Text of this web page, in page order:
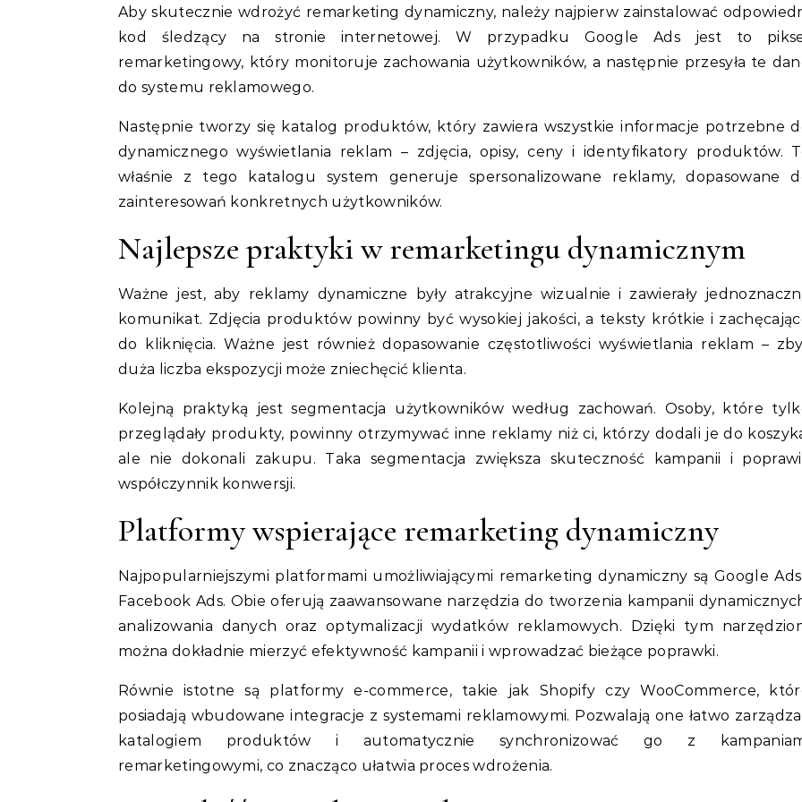
Aby skutecznie wdrożyć remarketing dynamiczny, należy najpierw zainstalować
kod śledzący na stronie internetowej. W przypadku Google Ads jest to
remarketingowy, który monitoruje zachowania użytkowników, a następnie przesyła te
do systemu reklamowego.
Następnie tworzy się katalog produktów, który zawiera wszystkie informacje potrzebne
dynamicznego wyświetlania reklam – zdjęcia, opisy, ceny i identyfikatory produktów.
właśnie z tego katalogu system generuje spersonalizowane reklamy, dopasowane
zainteresowań konkretnych użytkowników.
Najlepsze praktyki w remarketingu dynamicznym
Ważne jest, aby reklamy dynamiczne były atrakcyjne wizualnie i zawierały
komunikat. Zdjęcia produktów powinny być wysokiej jakości, a teksty krótkie i
do kliknięcia. Ważne jest również dopasowanie częstotliwości wyświetlania reklam –
duża liczba ekspozycji może zniechęcić klienta.
Kolejną praktyką jest segmentacja użytkowników według zachowań. Osoby, które
przeglądały produkty, powinny otrzymywać inne reklamy niż ci, którzy dodali je do
ale nie dokonali zakupu. Taka segmentacja zwiększa skuteczność kampanii i
współczynnik konwersji.
Platformy wspierające remarketing dynamiczny
Najpopularniejszymi platformami umożliwiającymi remarketing dynamiczny są Google
Facebook Ads. Obie oferują zaawansowane narzędzia do tworzenia kampanii
analizowania danych oraz optymalizacji wydatków reklamowych. Dzięki tym
można dokładnie mierzyć efektywność kampanii i wprowadzać bieżące poprawki.
Równie istotne są platformy e-commerce, takie jak Shopify czy WooCommerce,
posiadają wbudowane integracje z systemami reklamowymi. Pozwalają one łatwo
katalogiem produktów i automatycznie synchronizować go z
remarketingowymi, co znacząco ułatwia proces wdrożenia.